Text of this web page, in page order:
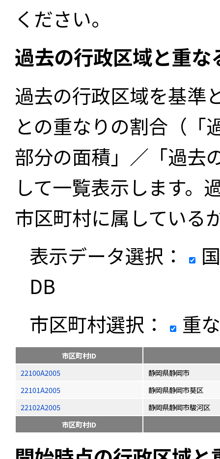
ください。
過去の行政区域と重
過去の行政区域を基準
との重なりの割合（「
部分の面積」／「過去
して一覧表示します。
市区町村に属している
表示データ選択：
DB
市区町村選択：
重
市区町村ID
22100A2005
静岡県静岡市
22101A2005
静岡県静岡市葵区
22102A2005
静岡県静岡市駿河区
市区町村ID